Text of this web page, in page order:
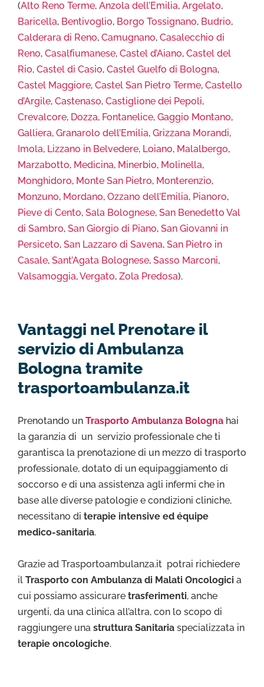
(Alto Reno Terme, Anzola dell’Emilia, Argelato,
Baricella, Bentivoglio, Borgo Tossignano, Budrio,
Calderara di Reno, Camugnano, Casalecchio di
Reno, Casalfiumanese, Castel d’Aiano, Castel del
Rio, Castel di Casio, Castel Guelfo di Bologna,
Castel Maggiore, Castel San Pietro Terme, Castello
d’Argile, Castenaso, Castiglione dei Pepoli,
Crevalcore, Dozza, Fontanelice, Gaggio Montano,
Galliera, Granarolo dell’Emilia, Grizzana Morandi,
Imola, Lizzano in Belvedere, Loiano, Malalbergo,
Marzabotto, Medicina, Minerbio, Molinella,
Monghidoro, Monte San Pietro, Monterenzio,
Monzuno, Mordano, Ozzano dell’Emilia, Pianoro,
Pieve di Cento, Sala Bolognese, San Benedetto Val
di Sambro, San Giorgio di Piano, San Giovanni in
Persiceto, San Lazzaro di Savena, San Pietro in
Casale, Sant’Agata Bolognese, Sasso Marconi,
Valsamoggia,Vergato, Zola Predosa).
Vantaggi nel Prenotare il
servizio di Ambulanza
Bologna tramite
trasportoambulanza.it
Prenotando un Trasporto Ambulanza Bologna hai
la garanzia di un servizio professionale che ti
garantisca la prenotazione di un mezzo di trasporto
professionale, dotato di un equipaggiamento di
soccorso e di una assistenza agli infermi che in
base alle diverse patologie e condizioni cliniche,
necessitano di terapie intensive ed équipe
medico-sanitaria.
Grazie ad Trasportoambulanza.it potrai richiedere
il Trasporto con Ambulanza di Malati Oncologici a
cui possiamo assicurare trasferimenti, anche
urgenti, da una clinica all’altra, con lo scopo di
raggiungere una struttura Sanitaria specializzata in
terapie oncologiche.